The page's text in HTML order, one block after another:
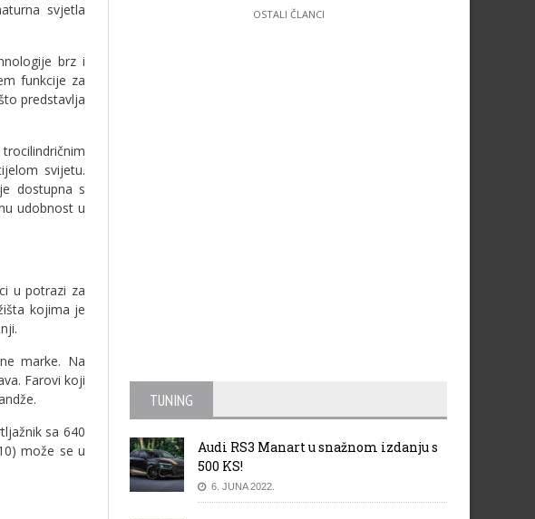
svjetla
brz i
funkcije za
predstavlja
svijetu.
dostupna s
udobnost u
u potrazi za
kojima je
marke. Na
Farovi koji
sa 640
može se u
OSTALI ČLANCI
TUNING
Audi RS3 Manart u snažnom izdanju s
500 KS!
6. JUNA 2022.